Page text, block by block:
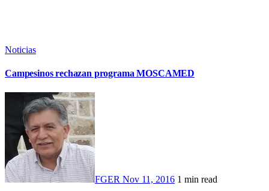
Noticias
Campesinos rechazan programa MOSCAMED
FGER Nov 11, 2016 1 min read